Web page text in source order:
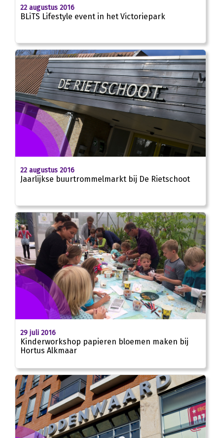
22 augustus 2016
BLiTS Lifestyle event in het Victoriepark
22 augustus 2016
Jaarlijkse buurtrommelmarkt bij De Rietschoot
29 juli 2016
Kinderworkshop papieren bloemen maken bij
Hortus Alkmaar